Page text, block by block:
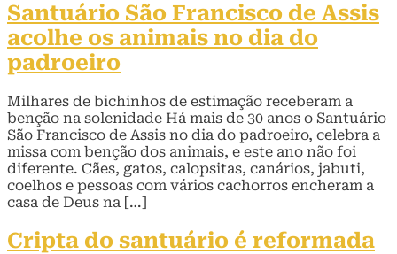
Santuário São Francisco de Assis
acolhe os animais no dia do
padroeiro
Milhares de bichinhos de estimação receberam a
benção na solenidade Há mais de 30 anos o Santuário
São Francisco de Assis no dia do padroeiro, celebra a
missa com benção dos animais, e este ano não foi
diferente. Cães, gatos, calopsitas, canários, jabuti,
coelhos e pessoas com vários cachorros encheram a
casa de Deus na […]
Cripta do santuário é reformada